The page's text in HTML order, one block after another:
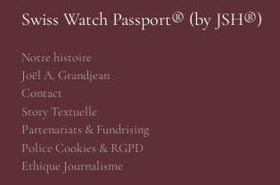
Swiss Watch Passport® (by JSH®)
Notre histoire
Joël A. Grandjean
Contact
Story Textuelle
Partenariats & Fundrising
Police Cookies & RGPD
Ethique Journalisme